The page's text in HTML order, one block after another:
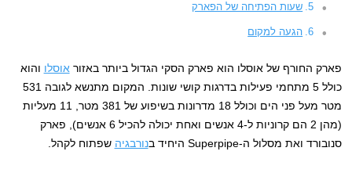
שעות הפתיחה של הפארק
הגעה למקום
פארק החורף של אוסלו הוא פארק הסקי הגדול ביותר באזור אוסלו והוא
כולל 5 מתחמי פעילות בדרגות קושי שונות. המקום מתנשא לגובה 531
מטר מעל פני הים וכולל 18 מדרונות בשיפוע של 381 מטר, 11 מעליות
(מהן 2 הם קרוניות ל-4 אנשים ואחת יכולה להכיל 6 אנשים), פארק
סנובורד ואת מסלול ה-Superpipe היחיד ב
נורבגיה שפתוח לקהל.